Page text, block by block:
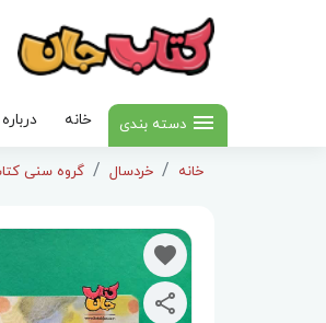
دسته بندی خانه
خانه خردسال گروه سنی